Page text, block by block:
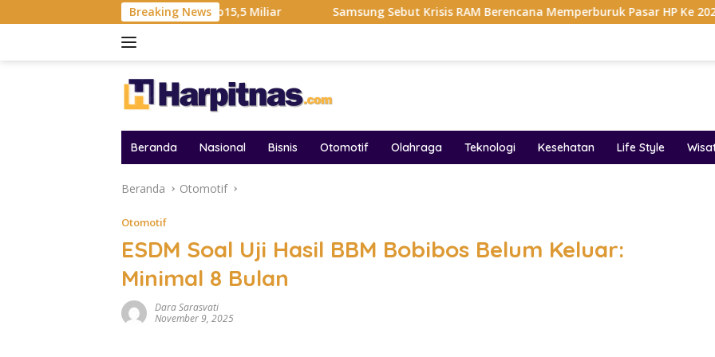
ke
Breaking News
Hadiah Liga Tembus Rp15,5 Miliar Samsung Sebut Krisis RAM Berencana Memperburuk Pasar HP Ke 2027
Beranda Nasional Bisnis Otomotif Olahraga Teknologi Kesehatan Life Style
Beranda Otomotif
Otomotif
ESDM Soal Uji Hasil BBM Bobibos Belum Keluar:
Minimal 8 Bulan
Dara Sarasvati
November 9, 2025